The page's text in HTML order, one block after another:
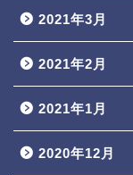
2021年3月
2021年2月
2021年1月
2020年12月